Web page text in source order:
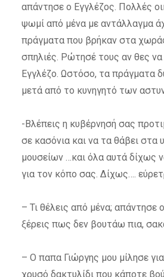
απάντησε ο Εγγλέζος. Πολλές
ψωμί από μένα με αντάλλαγμα
πράγματα που βρήκαν στα
σπηλιές. Ρώτησέ τους αν θες να
Εγγλέζο. Ωστόσο, τα πράγματα
μετά από το κυνηγητό των
-Βλέπεις η κυβέρνησή σας
σε κασόνια και να τα θάβει στα
μουσείων …και όλα αυτά δίχως
για τον κόπο σας. Δίχως….
– Τι θέλεις από μένα; απάντησε
ξέρεις πως δεν βουτάω πια,
– Ο παπα Γιώργης μου μίλησε
χρυσό δακτυλίδι που κάποτε